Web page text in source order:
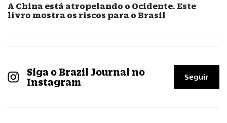
A China está atropelando o Ocidente. Este
livro mostra os riscos para o Brasil
Siga o Brazil Journal no
Instagram
Seguir